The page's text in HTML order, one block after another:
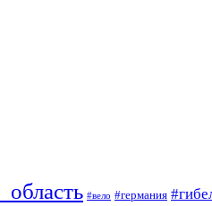
#вело #германия